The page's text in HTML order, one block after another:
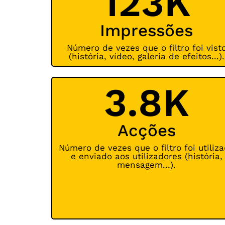
Impressões
Número de vezes que o filtro foi
(história, vídeo, galeria de efeitos...).
3.8K
Acções
Número de vezes que o filtro foi
e enviado aos utilizadores (história,
mensagem...).